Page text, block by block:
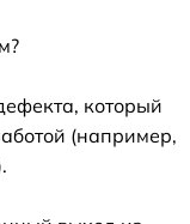
который
(например,